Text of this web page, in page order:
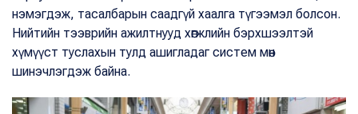
нэмэгдэж, тасалбарын саадгүй хаалга түгээмэл болсон.
Нийтийн тээврийн ажилтнууд хөгжлийн бэрхшээлтэй
хүмүүст туслахын тулд ашигладаг систем мөн
шинэчлэгдэж байна.